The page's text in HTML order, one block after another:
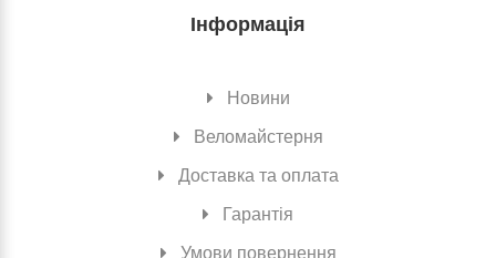
Інформація
Новини
Веломайстерня
Доставка та оплата
Гарантія
Умови повернення